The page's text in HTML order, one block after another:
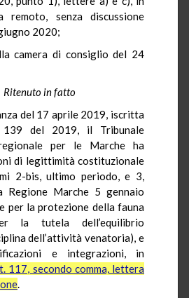
remoto, senza discussione
2020;
camera di consiglio del 24
Ritenuto in fatto
del 17 aprile 2019, iscritta
del 2019, il Tribunale
per le Marche ha
di legittimità costituzionale
2-bis, ultimo periodo, e 3,
Regione Marche 5 gennaio
per la protezione della fauna
la tutela dell’equilibrio
dell’attività venatoria), e
e integrazioni, in
117, secondo comma, lettera
.